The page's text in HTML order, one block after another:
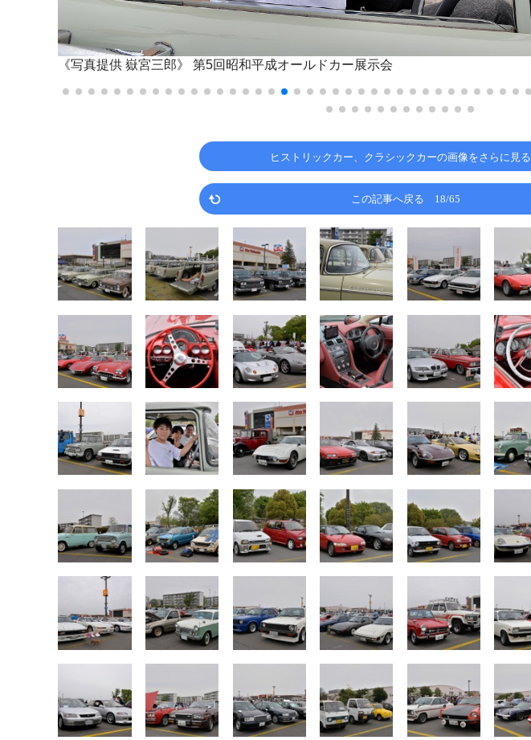
《写真提供 嶽宮三郎》 第5回昭和平成オールドカー展示会
ヒストリックカー、クラシックカーの画像をさらに見る
この記事へ戻る 18/65